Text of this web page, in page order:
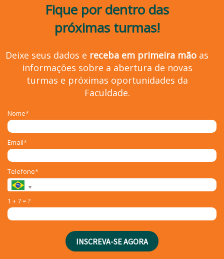
Fique por dentro das
próximas turmas!
Deixe seus dados e receba em primeira mão as
informações sobre a abertura de novas
turmas e próximas oportunidades da
Faculdade.
Nome*
Email*
Telefone*
1 + 7 = ?
INSCREVA-SE AGORA